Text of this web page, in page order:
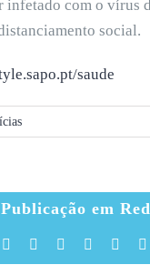
infetado com o vírus
social.
saude
em
Reddit LinkedIn
Tumblr